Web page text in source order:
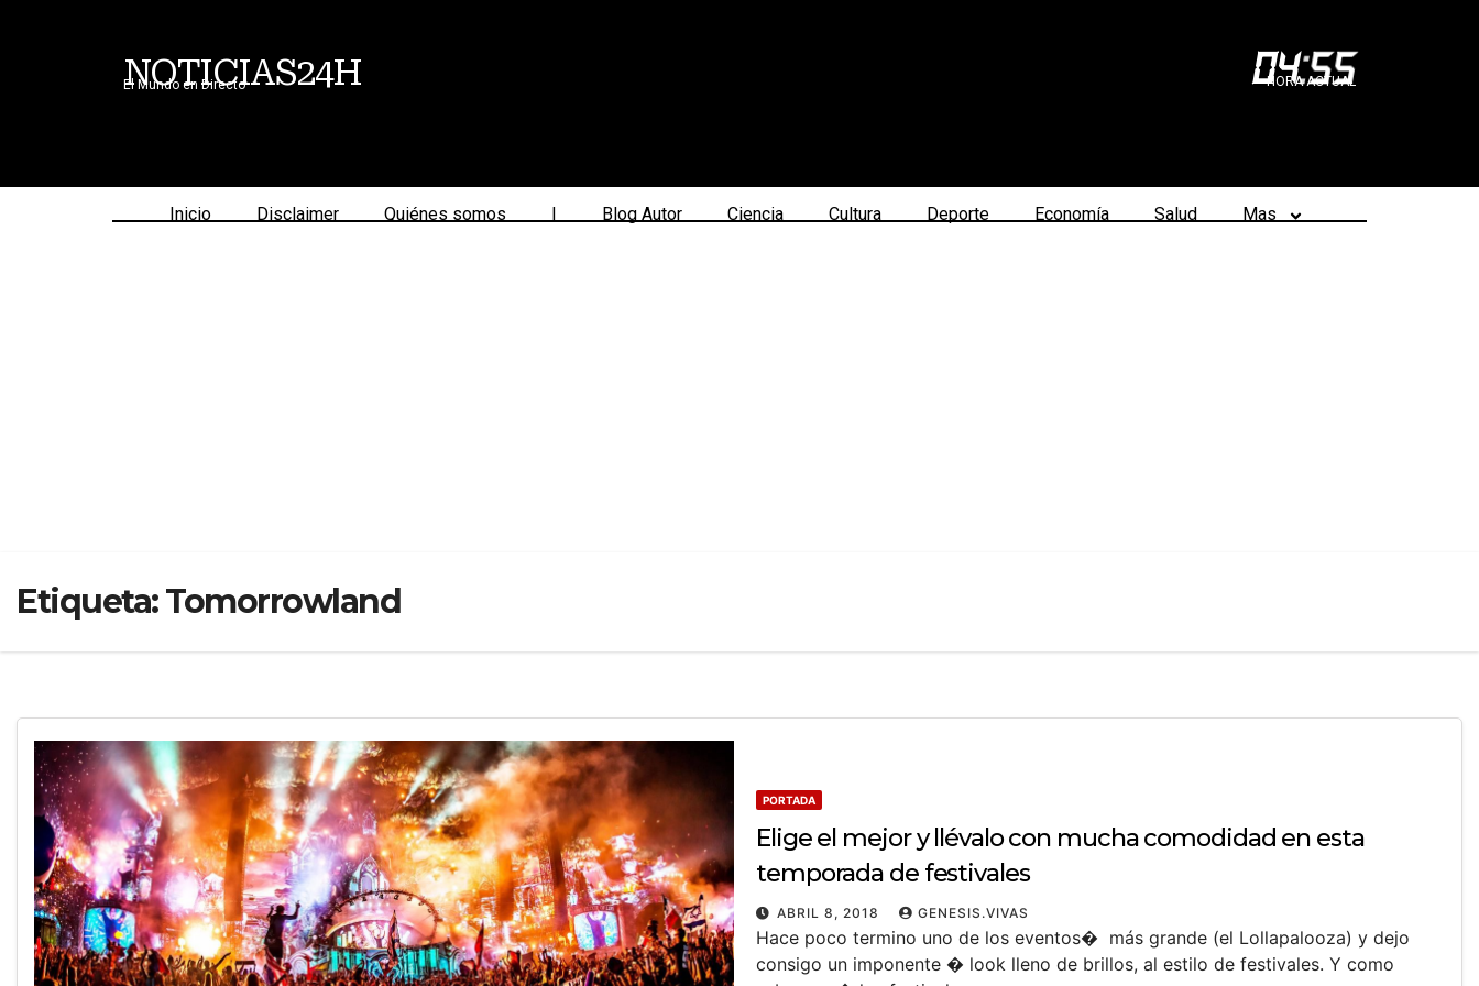
NOTICIAS24H
El Mundo en Directo 04:55
HORA ACTUAL
Inicio Disclaimer Quiénes somos | Blog Autor Ciencia Cultura Deporte Economía Salud Mas
Etiqueta:Tomorrowland
PORTADA
Elige el mejor y llévalo con mucha comodidad en esta
temporada de festivales
ABRIL 8, 2018 GENESIS.VIVAS
Hace poco termino uno de los eventos� más grande (el Lollapalooza) y dejo
consigo un imponente � look lleno de brillos, al estilo de festivales. Y como